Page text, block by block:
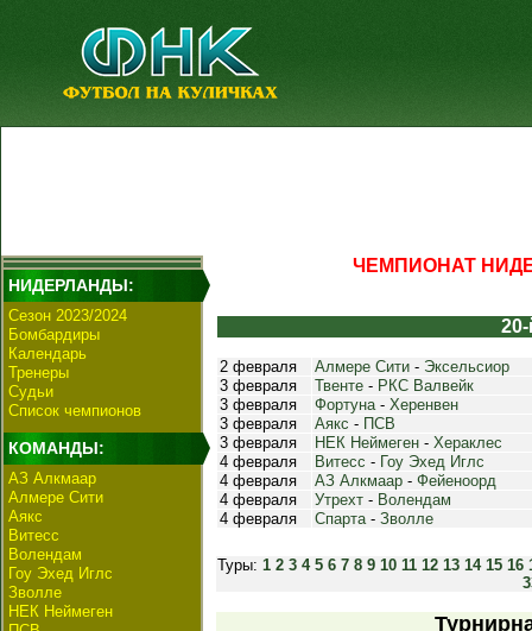
НИДЕРЛАНДЫ:
Сезон 2023/2024
Бомбардиры
Календарь
Тренеры
Судьи
Список чемпионов
КОМАНДЫ:
АЗ Алкмаар
Алмере Сити
Аякс
Витесс
Волендам
Гоу Эхед Иглс
Зволле
НЕК Неймеген
ЧЕМПИОНАТ
2 февраля Алмере Сити - Эксельсиор
3 февраля
Твенте - РКС Валвейк
3 февраля
Фортуна- Херенвен
3 февраля
Аякс - ПСВ
3 февраля
НЕК Неймеген - Хераклес
4 февраля
Витесс - Гоу Эхед Иглс
4 февраля
АЗ Алкмаар - Фейеноорд
4 февраля
Утрехт - Волендам
4 февраля
Спарта- Зволле
Туры: 1 2 3 4 5 6 7 8 9 10 11 12 13 14 15 16